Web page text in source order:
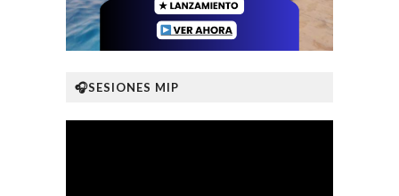
🎧SESIONES MIP